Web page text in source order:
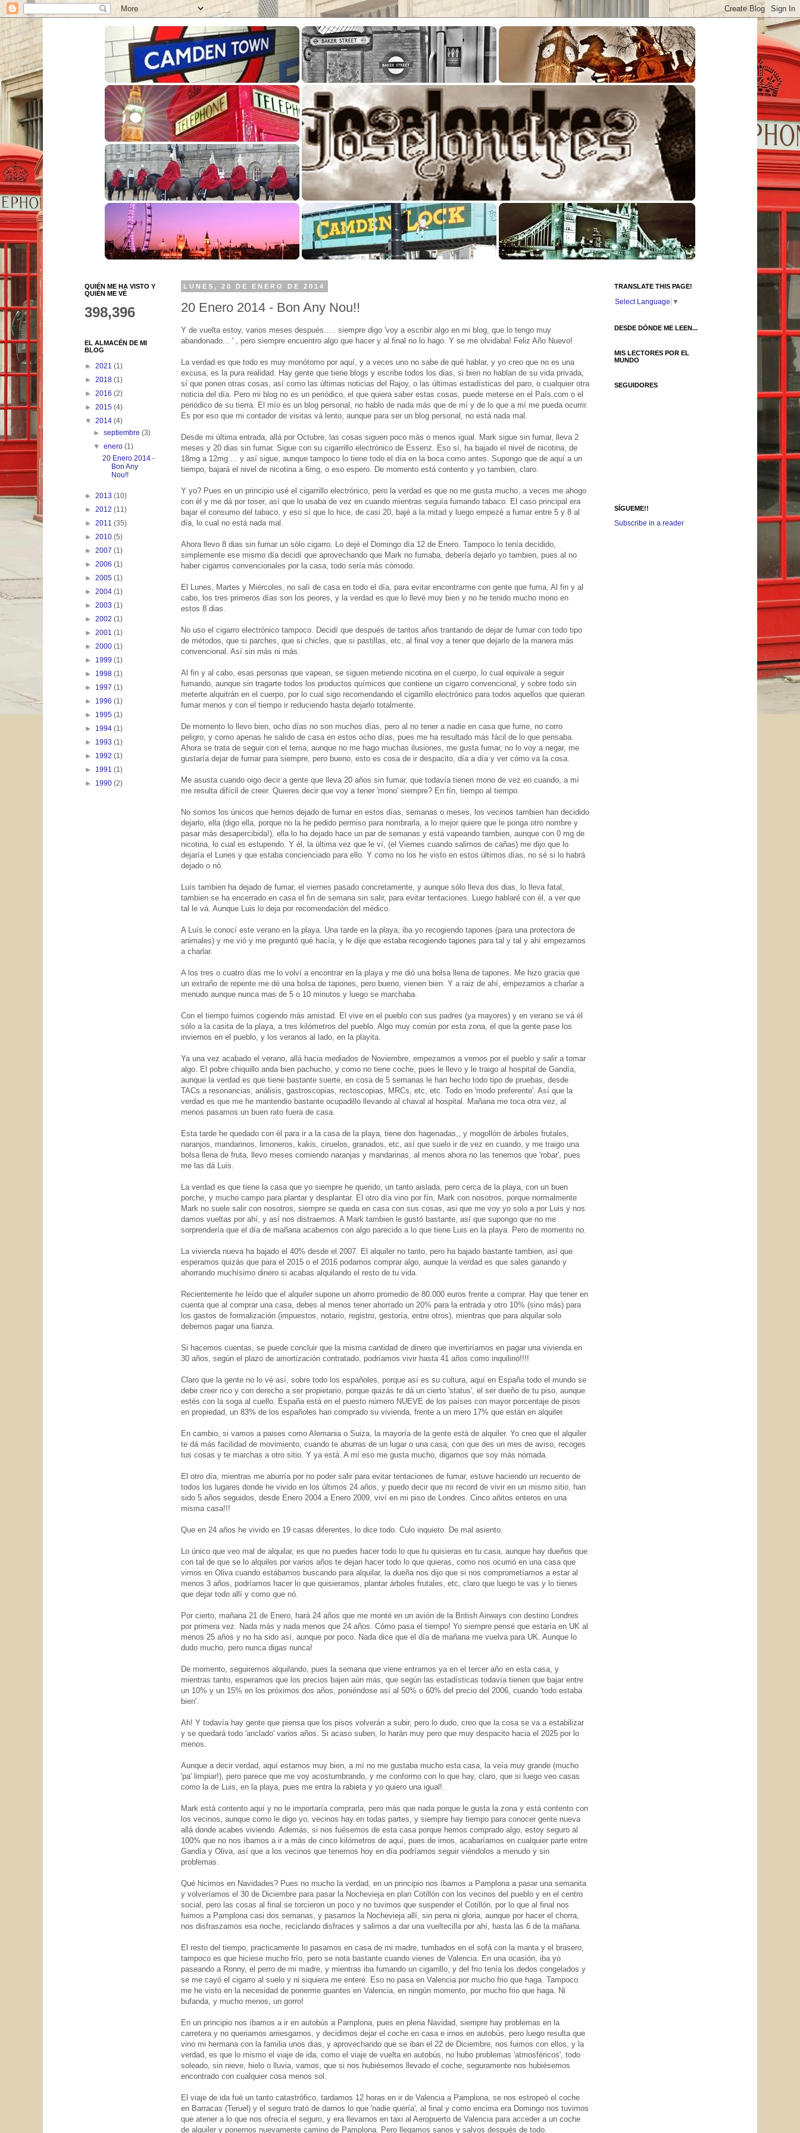
LUNES, 20 DE ENERO DE 2014
20 Enero 2014 - Bon Any Nou!!
Y de vuelta estoy, varios meses después..... siempre digo 'voy a escribir algo en mi blog, que lo tengo muy
abandonado... ' , pero siempre encuentro algo que hacer y al final no lo hago. Y se me olvidaba! Feliz Año Nuevo!
La verdad es que todo es muy monótomo por aquí, y a veces uno no sabe de qué hablar, y yo creo que no es una
excusa, es la pura realidad. Hay gente que tiene blogs y escribe todos los dias, si bien no hablan de su vida privada,
sí que ponen otras cosas, así como las últimas noticias del Rajoy, o las últimas estadísticas del paro, o cualquier otra
noticia del día. Pero mi blog no es un periódico, el que quiera saber estas cosas, puede meterse en el País.com o el
periódico de su tierra. El mío es un blog personal, no hablo de nada más que de mí y de lo que a mí me pueda ocurrir.
Es por eso que mi contador de visitas vá lento, aunque para ser un blog personal, no está nada mal.
Desde mi última entrada, allá por Octubre, las cosas siguen poco más o menos igual. Mark sigue sin fumar, lleva 2
meses y 20 dias sin fumar. Sigue con su cigarrillo electrónico de Essenz. Eso sí, ha bajado el nivel de nicotina, de
18mg a 12mg.... y así sigue, aunque tampoco lo tiene todo el día en la boca como antes. Supongo que de aquí a un
tiempo, bajará el nivel de nicotina a 6mg, o eso espero. De momento está contento y yo tambien, claro.
Y yo? Pues en un principio usé el cigarrillo electrónico, pero la verdad es que no me gusta mucho, a veces me ahogo
con él y me dá por toser, así que lo usaba de vez en cuando mientras seguía fumando tabaco. El caso principal era
bajar el consumo del tabaco, y eso sí que lo hice, de casi 20, bajé a la mitad y luego empezé a fumar entre 5 y 8 al
día, lo cual no está nada mal.
Ahora llevo 8 dias sin fumar un sólo cigarro. Lo dejé el Domingo día 12 de Enero. Tampoco lo tenía decidido,
simplemente ese mismo día decidí que aprovechando que Mark no fumaba, debería dejarlo yo tambien, pues al no
haber cigarros convencionales por la casa, todo sería más cómodo.
El Lunes, Martes y Miércoles, no salí de casa en todo el día, para evitar encontrarme con gente que fuma, Al fin y al
cabo, los tres primeros días son los peores, y la verdad es que lo llevé muy bien y no he tenido mucho mono en
estos 8 dias.
No uso el cigarro electrónico tampoco. Decidí que después de tantos años trantando de dejar de fumar con todo tipo
de métodos, que si parches, que si chicles, que si pastillas, etc, al final voy a tener que dejarlo de la manera más
convencional. Así sin más ni más.
Al fin y al cabo, esas personas que vapean, se siguen metiendo nicotina en el cuerpo, lo cual equivale a seguir
fumando, aunque sin tragarte todos los productos químicos que contiene un cigarro convencional, y sobre todo sin
meterte alquitrán en el cuerpo, por lo cual sigo recomendando el cigarrillo electrónico para todos aquellos que quieran
fumar menos y con el tiempo ir reduciendo hasta dejarlo totalmente.
De momento lo llevo bien, ocho días no son muchos días, pero al no tener a nadie en casa que fume, no corro
peligro, y como apenas he salido de casa en estos ocho días, pues me ha resultado más fácil de lo que pensaba.
Ahora se trata de seguir con el tema, aunque no me hago muchas ilusiones, me gusta fumar, no lo voy a negar, me
gustaría dejar de fumar para siempre, pero bueno, esto es cosa de ir despacito, día a día y ver cómo va la cosa.
Me asusta cuando oigo decir a gente que lleva 20 años sin fumar, que todavía tienen mono de vez en cuando, a mí
me resulta difícil de creer. Quieres decir que voy a tener 'mono' siempre? En fín, tiempo al tiempo.
No somos los únicos que hemos dejado de fumar en estos días, semanas o meses, los vecinos tambien han decidido
dejarlo, ella (digo ella, porque no la he pedido permiso para nombrarla, a lo mejor quiere que le ponga otro nombre y
pasar más desapercibida!), ella lo ha dejado hace un par de semanas y está vapeando tambien, aunque con 0 mg de
nicotina, lo cual es estupendo. Y él, la última vez que le ví, (el Viernes cuando salimos de cañas) me dijo que lo
dejaría el Lunes y que estaba concienciado para ello. Y como no los he visto en estos últimos días, no sé si lo habrá
dejado o nó.
Luís tambien ha dejado de fumar, el viernes pasado concretamente, y aunque sólo lleva dos dias, lo lleva fatal,
tambien se ha encerrado en casa el fin de semana sin salir, para evitar tentaciones. Luego hablaré con él, a ver que
tal le vá. Aunque Luis lo deja por recomendación del médico.
A Luís le conocí este verano en la playa. Una tarde en la playa, iba yo recogiendo tapones (para una protectora de
animales) y me vió y me preguntó qué hacía, y le dije que estaba recogiendo tapones para tal y tal y ahí empezamos
a charlar.
A los tres o cuatro días me lo volví a encontrar en la playa y me dió una bolsa llena de tapones. Me hizo gracia que
un extraño de repente me dé una bolsa de tapones, pero bueno, vienen bien. Y a raiz de ahí, empezamos a charlar a
menudo aunque nunca mas de 5 o 10 minutos y luego se marchaba.
Con el tiempo fuimos cogiendo más amistad. El vive en el pueblo con sus padres (ya mayores) y en verano se vá él
sólo a la casita de la playa, a tres kilómetros del pueblo. Algo muy común por esta zona, el que la gente pase los
inviernos en el pueblo, y los veranos al lado, en la playita.
Ya una vez acabado el verano, allá hacia mediados de Noviembre, empezamos a vernos por el pueblo y salir a tomar
algo. El pobre chiquillo anda bien pachucho, y como no tiene coche, pues le llevo y le traigo al hospital de Gandía,
aunque la verdad es que tiene bastante suerte, en cosa de 5 semanas le han hecho todo tipo de pruebas, desde
TACs a resonancias, análisis, gastroscopias, rectoscopias, MRCs, etc, etc. Todo en 'modo preferente'. Así que la
verdad es que me he mantendio bastante ocupadillo llevando al chaval al hospital. Mañana me toca otra vez, al
menos pasamos un buen rato fuera de casa.
Esta tarde he quedado con él para ir a la casa de la playa, tiene dos hagenadas,, y mogollón de árboles frutales,
naranjos, mandarinos, limoneros, kakis, ciruelos, granados, etc, así que suelo ir de vez en cuando, y me traigo una
bolsa llena de fruta, llevo meses comiendo naranjas y mandarinas, al menos ahora no las tenemos que 'robar', pues
me las dá Luis.
La verdad es que tiene la casa que yo siempre he querido, un tanto aislada, pero cerca de la playa, con un buen
porche, y mucho campo para plantar y desplantar. El otro día vino por fín, Mark con nosotros, porque normalmente
Mark no suele salir con nosotros, siempre se queda en casa con sus cosas, asi que me voy yo solo a por Luis y nos
damos vueltas por ahí, y así nos distraemos. A Mark tambien le gustó bastante, así que supongo que no me
sorprendería que el día de mañana acabemos con algo parecido a lo que tiene Luis en la playa. Pero de momento no.
La vivienda nueva ha bajado el 40% desde el 2007. El alquiler no tanto, pero ha bajado bastante tambien, así que
esperamos quizás que para el 2015 o el 2016 podamos comprar algo, aunque la verdad es que sales ganando y
ahorrando muchísimo dinero si acabas alquilando el resto de tu vida.
Recientemente he leído que el alquiler supone un ahorro promedio de 80.000 euros frente a comprar. Hay que tener en
cuenta que al comprar una casa, debes al menos tener ahorrado un 20% para la entrada y otro 10% (sino más) para
los gastos de formalización (impuestos, notario, registro, gestoría, entre otros), mientras que para alquilar solo
debemos pagar una fianza.
Si hacemos cuentas, se puede concluir que la misma cantidad de dinero que invertiríamos en pagar una vivienda en
30 años, según el plazo de amortización contratado, podríamos vivir hasta 41 años como inquilino!!!!
Claro que la gente no lo vé así, sobre todo los españoles, porque así es su cultura, aquí en España todo el mundo se
debe creer rico y con derecho a ser propietario, porque quizás te dá un cierto 'status', el ser dueño de tu piso, aunque
estés con la soga al cuello. España está en el puesto número NUEVE de los países con mayor porcentaje de pisos
en propiedad, un 83% de los españoles han comprado su vivienda, frente a un mero 17% que están en alquiler.
En cambio, si vamos a paises como Alemania o Suiza, la mayoría de la gente está de alquiler. Yo creo que el alquiler
te dá más facilidad de movimiento, cuando te aburras de un lugar o una casa, con que des un mes de aviso, recoges
tus cosas y te marchas a otro sitio. Y ya está. A mí eso me gusta mucho, digamos que soy más nómada.
El otro día, mientras me aburría por no poder salir para evitar tentaciones de fumar, estuve haciendo un recuento de
todos los lugares donde he vivido en los últimos 24 años, y puedo decir que mi record de vivir en un mismo sitio, han
sido 5 años seguidos, desde Enero 2004 a Enero 2009, viví en mi piso de Londres. Cinco añitos enteros en una
misma casa!!!
Que en 24 años he vivido en 19 casas diferentes, lo dice todo. Culo inquieto. De mal asiento.
Lo único que veo mal de alquilar, es que no puedes hacer todo lo que tu quisieras en tu casa, aunque hay dueños que
con tal de que se lo alquiles por varios años te dejan hacer todo lo que quieras, como nos ocurrió en una casa que
vimos en Oliva cuando estábamos buscando para alquilar, la dueña nos dijo que si nos comprometíamos a estar al
menos 3 años, podríamos hacer lo que quisieramos, plantar árboles frutales, etc, claro que luego te vas y lo tienes
que dejar todo allí y como que nó.
Por cierto, mañana 21 de Enero, hará 24 años que me monté en un avión de la British Airways con destino Londres
por primera vez. Nada más y nada menos que 24 años. Cómo pasa el tiempo! Yo siempre pensé que estaría en UK al
menos 25 años y no ha sido así, aunque por poco. Nada dice que el día de mañana me vuelva para UK. Aunque lo
dudo mucho, pero nunca digas nunca!
De momento, seguiremos alquilando, pues la semana que viene entramos ya en el tercer año en esta casa, y
mientras tanto, esperamos que los precios bajen aún más, que según las estadísticas todavía tienen que bajar entre
un 10% y un 15% en los próximos dos años, poniéndose así al 50% o 60% del precio del 2006, cuando 'todo estaba
bien'.
Ah! Y todavía hay gente que piensa que los pisos volverán a subir, pero lo dudo, creo que la cosa se va a estabilizar
y se quedará todo 'anclado' varios años. Si acaso suben, lo harán muy pero que muy despacito hacia el 2025 por lo
menos.
Aunque a decir verdad, aquí estamos muy bien, a mí no me gustaba mucho esta casa, la veía muy grande (mucho
'pa' limpiar!), pero parece que me voy acostumbrando, y me conformo con lo que hay, claro, que si luego veo casas
como la de Luis, en la playa, pues me entra la rabieta y yo quiero una igual!.
Mark está contento aquí y no le importaría comprarla, pero más que nada porque le gusta la zona y está contento con
los vecinos, aunque como le digo yo, vecinos hay en todas partes, y siempre hay tiempo para conocer gente nueva
allá donde acabes viviendo. Además, si nos fuésemos de esta casa porque hemos comprado algo, estoy seguro al
100% que no nos íbamos a ir a más de cinco kilómetros de aquí, pues de irnos, acabaríamos en cualquier parte entre
Gandía y Oliva, así que a los vecinos que tenemos hoy en día podríamos seguir viéndolos a menudo y sin
problemas.
Qué hicimos en Navidades? Pues no mucho la verdad, en un principio nos íbamos a Pamplona a pasar una semanita
y volveríamos el 30 de Diciembre para pasar la Nochevieja en plan Cotillón con los vecinos del pueblo y en el centro
social, pero las cosas al final se torcieron un poco y no tuvimos que suspender el Cotillón, por lo que al final nos
fuimos a Pamplona casi dos semanas, y pasamos la Nochevieja allí, sin pena ni gloria, aunque por hacer el chorra,
nos disfraszamos esa noche, reciclando disfraces y salimos a dar una vueltecilla por ahí, hasta las 6 de la mañana.
El resto del tiempo, practicamente lo pasamos en casa de mi madre, tumbados en el sofá con la manta y el brasero,
tampoco es que hiciese mucho frío, pero se nota bastante cuando vienes de Valencia. En una ocasión, iba yo
paseando a Ronny, el perro de mi madre, y mientras iba fumando un cigarrillo, y del frio tenía los dedos congelados y
se me cayó el cigarro al suelo y ni siquiera me enteré. Eso no pasa en Valencia por mucho frio que haga. Tampoco
me he visto en la necesidad de ponerme guantes en Valencia, en ningún momento, por mucho frio que haga. Ni
bufanda, y mucho menos, un gorro!
En un principio nos íbamos a ir en autobús a Pamplona, pues en plena Navidad, siempre hay problemas en la
carretera y no queriamos arriesgarnos, y decidimos dejar el coche en casa e irnos en autobús, pero luego resulta que
vino mi hermana con la familia unos dias, y aprovechando que se iban el 22 de Diciembre, nos fuimos con ellos, y la
verdad, es que lo mismo el viaje de ida, como el viaje de vuelta en autobús, no hubo problemas 'atmosféricos', todo
soleado, sin nieve, hielo o lluvia, vamos, que si nos hubiésemos llevado el coche, seguramente nos hubiésemos
encontrado con cualquier cosa menos sol.
El viaje de ida fué un tanto catastrófico, tardamos 12 horas en ir de Valencia a Pamplona, se nos estropeó el coche
en Barracas (Teruel) y el seguro trató de darnos lo que 'nadie quería', al final y como encima era Domingo nos tuvimos
que atener a lo que nos ofrecía el seguro, y era llevarnos en taxi al Aeropuerto de Valencia para acceder a un coche
de alquiler y ponernos nuevamente camino de Pamplona. Pero llegamos sanos y salvos después de todo.
QUIÉN ME HA VISTO Y
QUIÉN ME VÉ
398,396
EL ALMACÉN DE MI
BLOG
► 2021 (1)
► 2018 (1)
► 2016 (2)
► 2015 (4)
▼ 2014 (4)
►septiembre(3)
▼enero(1)
20 Enero 2014 -
Bon Any
Nou!!
► 2013 (10)
► 2012 (11)
► 2011 (35)
► 2010 (5)
► 2007 (1)
► 2006 (1)
► 2005 (1)
► 2004 (1)
► 2003 (1)
► 2002 (1)
► 2001 (1)
► 2000 (1)
► 1999 (1)
► 1998 (1)
► 1997 (1)
► 1996 (1)
► 1995 (1)
► 1994 (1)
► 1993 (1)
► 1992 (1)
► 1991 (1)
► 1990 (2)
TRANSLATE THIS PAGE!
Select Language ▼
DESDE DÓNDE ME LEEN...
MIS LECTORES POR EL
MUNDO
SEGUIDORES
SÍGUEME!!
Subscribe in a reader